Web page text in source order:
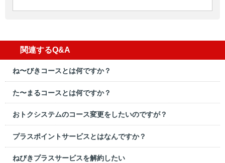
関連するQ&A
ね〜びきコースとは何ですか？
た〜まるコースとは何ですか？
おトクシステムのコース変更をしたいのですが？
プラスポイントサービスとはなんですか？
ねびきプラスサービスを解約したい